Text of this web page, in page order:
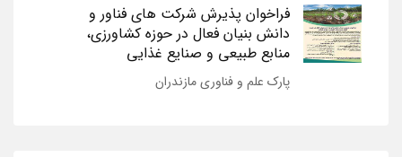
فراخوان پذیرش شرکت های فناور و
دانش بنیان فعال در حوزه کشاورزی،
منابع طبیعی و صنایع غذایی
پارک علم و فناوری مازندران